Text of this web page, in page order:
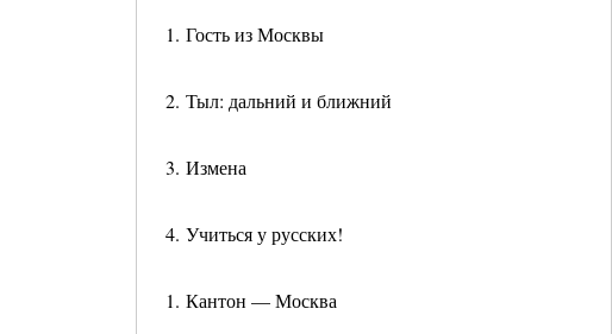
1. Гость из Москвы
2. Тыл: дальний и ближний
3. Измена
4. Учиться у русских!
1. Кантон — Москва